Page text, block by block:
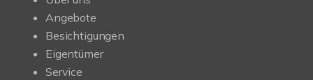
Angebote
Besichtigungen
Eigentümer
Service